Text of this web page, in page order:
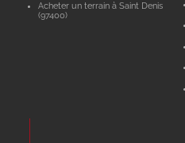
Acheter un terrain à Saint Denis
(97400)